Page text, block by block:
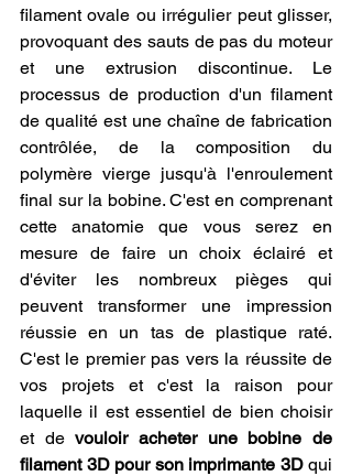
filament ovale ou irrégulier peut glisser,
provoquant des sauts de pas du moteur
et une extrusion discontinue. Le
processus de production d'un filament
de qualité est une chaîne de fabrication
contrôlée, de la composition du
polymère vierge jusqu'à l'enroulement
final sur la bobine. C'est en comprenant
cette anatomie que vous serez en
mesure de faire un choix éclairé et
d'éviter les nombreux pièges qui
peuvent transformer une impression
réussie en un tas de plastique raté.
C'est le premier pas vers la réussite de
vos projets et c'est la raison pour
laquelle il est essentiel de bien choisir
et de vouloir acheter une bobine de
filament 3D pour son imprimante 3D qui